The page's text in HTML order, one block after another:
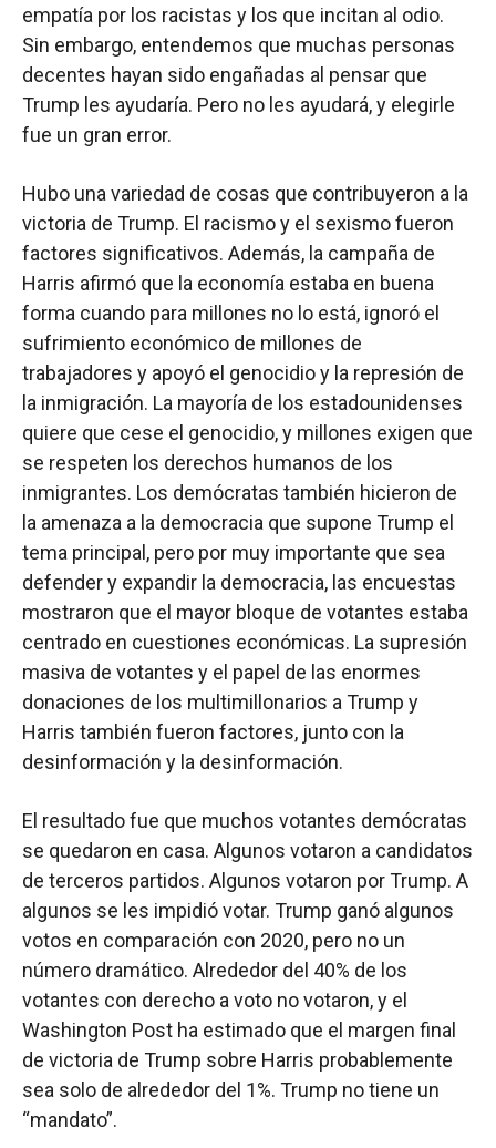
empatía por los racistas y los que incitan al odio.
Sin embargo, entendemos que muchas personas
decentes hayan sido engañadas al pensar que
Trump les ayudaría. Pero no les ayudará, y elegirle
fue un gran error.
Hubo una variedad de cosas que contribuyeron a la
victoria de Trump. El racismo y el sexismo fueron
factores significativos. Además, la campaña de
Harris afirmó que la economía estaba en buena
forma cuando para millones no lo está, ignoró el
sufrimiento económico de millones de
trabajadores y apoyó el genocidio y la represión de
la inmigración. La mayoría de los estadounidenses
quiere que cese el genocidio, y millones exigen que
se respeten los derechos humanos de los
inmigrantes. Los demócratas también hicieron de
la amenaza a la democracia que supone Trump el
tema principal, pero por muy importante que sea
defender y expandir la democracia, las encuestas
mostraron que el mayor bloque de votantes estaba
centrado en cuestiones económicas. La supresión
masiva de votantes y el papel de las enormes
donaciones de los multimillonarios a Trump y
Harris también fueron factores, junto con la
desinformación y la desinformación.
El resultado fue que muchos votantes demócratas
se quedaron en casa. Algunos votaron a candidatos
de terceros partidos. Algunos votaron por Trump. A
algunos se les impidió votar. Trump ganó algunos
votos en comparación con 2020, pero no un
número dramático. Alrededor del 40% de los
votantes con derecho a voto no votaron, y el
Washington Post ha estimado que el margen final
de victoria de Trump sobre Harris probablemente
sea solo de alrededor del 1%. Trump no tiene un
“mandato”.